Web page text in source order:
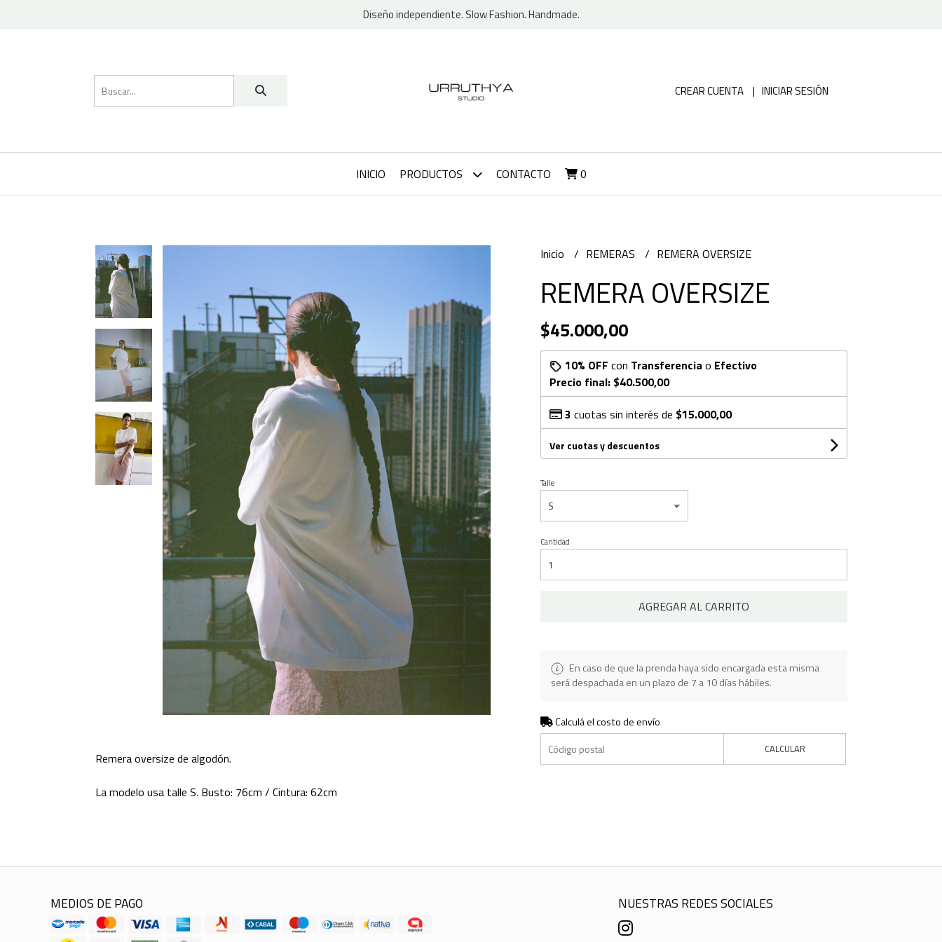
Diseño independiente. Slow Fashion. Handmade.
CREAR CUENTA INICIAR SESIÓN
INICIO PRODUCTOS CONTACTO 0
Remera oversize de algodón.
La modelo usa talle S. Busto: 76cm / Cintura: 62cm
Inicio REMERAS REMERA OVERSIZE
REMERA OVERSIZE
$45.000,00
10% OFF con Transferencia o Efectivo
Precio final: $40.500,00
3 cuotas sin interés de $15.000,00
Ver cuotas y descuentos
Talle
Cantidad
AGREGAR AL CARRITO
En caso de que la prenda haya sido encargada esta misma
será despachada en un plazo de 7 a 10 días hábiles.
Calculá el costo de envío
CALCULAR
MEDIOS DE PAGO NUESTRAS REDES SOCIALES